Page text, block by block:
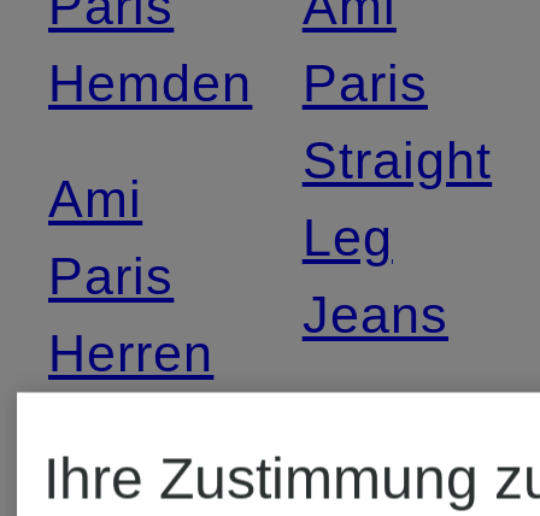
Hemden
Ami
Paris
Herren
Ami
Paris
Straight
Leg
Jeans
Ihre Zustimmung